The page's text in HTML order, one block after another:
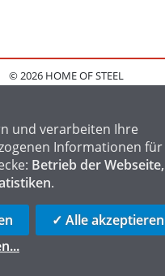
© 2026 HOME OF STEEL
DATENSCHUTZEINSTELLUNGEN
HOME OF LOGISTICS
und verarbeiten Ihre
Informationen für
Betrieb der Webseite,
.
✓ Alle akzeptieren
...